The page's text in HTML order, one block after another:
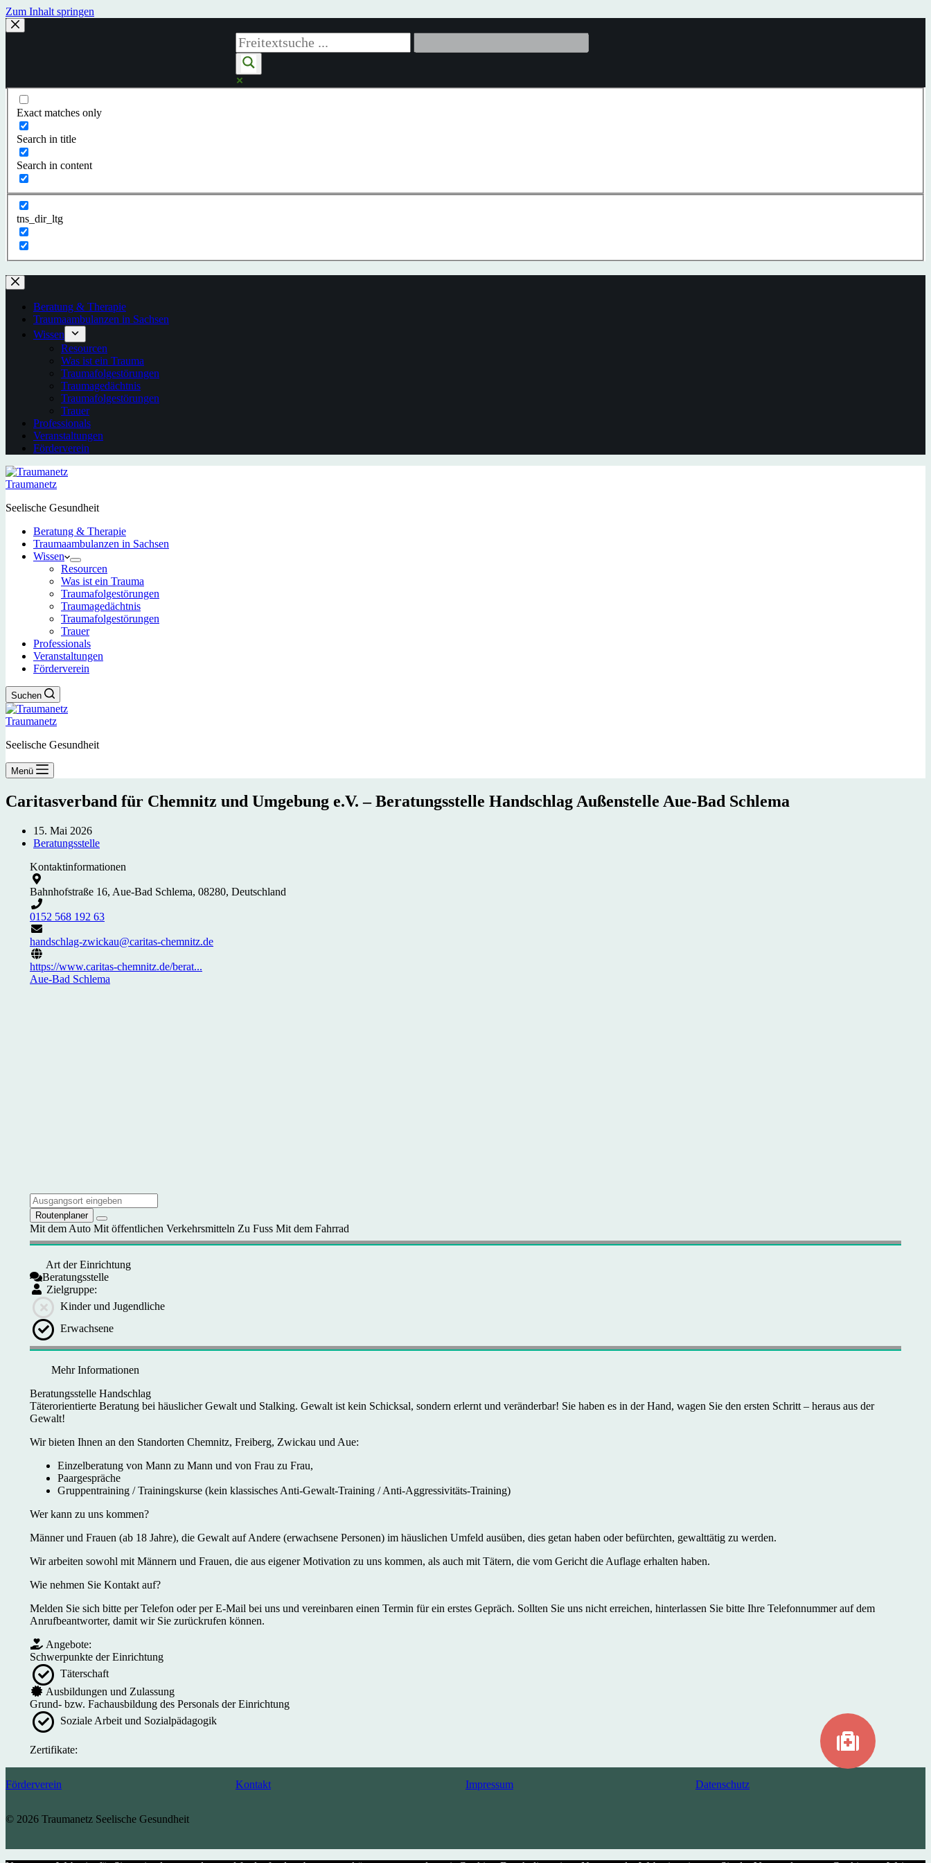
Zum Inhalt springen
Exact matches only
Search in title
Search in content
tns_dir_ltg
Beratung & Therapie
Traumaambulanzen in Sachsen
Wissen
Resourcen
Was ist ein Trauma
Traumafolgestörungen
Traumagedächtnis
Traumafolgestörungen
Trauer
Professionals
Veranstaltungen
Förderverein
Traumanetz
Seelische Gesundheit
Beratung & Therapie
Traumaambulanzen in Sachsen
Wissen
Resourcen
Was ist ein Trauma
Traumafolgestörungen
Traumagedächtnis
Traumafolgestörungen
Trauer
Professionals
Veranstaltungen
Förderverein
Suchen
Traumanetz
Seelische Gesundheit
Menü
Caritasverband für Chemnitz und Umgebung e.V. – Beratungsstelle Handschlag Außenstelle Aue-Bad Schlema
15. Mai 2026
Beratungsstelle
Kontaktinformationen
Bahnhofstraße 16, Aue-Bad Schlema, 08280, Deutschland
0152 568 192 63
handschlag-zwickau@caritas-chemnitz.de
https://www.caritas-chemnitz.de/berat...
Aue-Bad Schlema
Routenplaner
Mit dem Auto Mit öffentlichen Verkehrsmitteln Zu Fuss Mit dem Fahrrad
Art der Einrichtung
Beratungsstelle
Zielgruppe:
Kinder und Jugendliche
Erwachsene
Mehr Informationen
Beratungsstelle Handschlag
Täterorientierte Beratung bei häuslicher Gewalt und Stalking. Gewalt ist kein Schicksal, sondern erlernt und veränderbar! Sie haben es in der Hand, wagen Sie den ersten Schritt – heraus aus der
Gewalt!
Wir bieten Ihnen an den Standorten Chemnitz, Freiberg, Zwickau und Aue:
Einzelberatung von Mann zu Mann und von Frau zu Frau,
Paargespräche
Gruppentraining / Trainingskurse (kein klassisches Anti-Gewalt-Training / Anti-Aggressivitäts-Training)
Wer kann zu uns kommen?
Männer und Frauen (ab 18 Jahre), die Gewalt auf Andere (erwachsene Personen) im häuslichen Umfeld ausüben, dies getan haben oder befürchten, gewalttätig zu werden.
Wir arbeiten sowohl mit Männern und Frauen, die aus eigener Motivation zu uns kommen, als auch mit Tätern, die vom Gericht die Auflage erhalten haben.
Wie nehmen Sie Kontakt auf?
Melden Sie sich bitte per Telefon oder per E-Mail bei uns und vereinbaren einen Termin für ein erstes Gepräch. Sollten Sie uns nicht erreichen, hinterlassen Sie bitte Ihre Telefonnummer auf dem
Anrufbeantworter, damit wir Sie zurückrufen können.
Angebote:
Schwerpunkte der Einrichtung
Täterschaft
Ausbildungen und Zulassung
Grund- bzw. Fachausbildung des Personals der Einrichtung
Soziale Arbeit und Sozialpädagogik
Zertifikate:
Förderverein Kontakt Impressum Datenschutz
© 2026 Traumanetz Seelische Gesundheit